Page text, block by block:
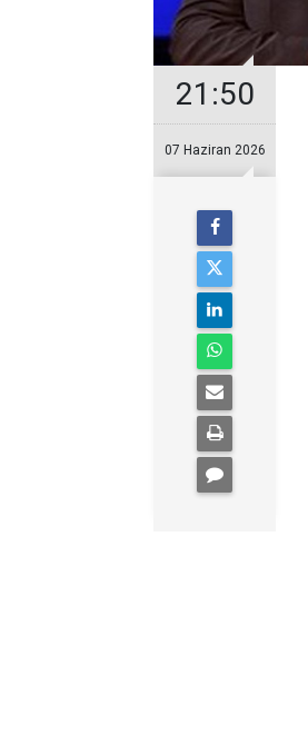
21:50
07 Haziran 2026